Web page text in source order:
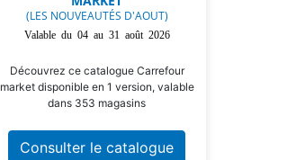
(LES NOUVEAUTÉS D'AOUT)
Valable du 04 au 31 août 2026
Découvrez ce catalogue Carrefour
market disponible en 1 version, valable
dans 353 magasins
Consulter le catalogue